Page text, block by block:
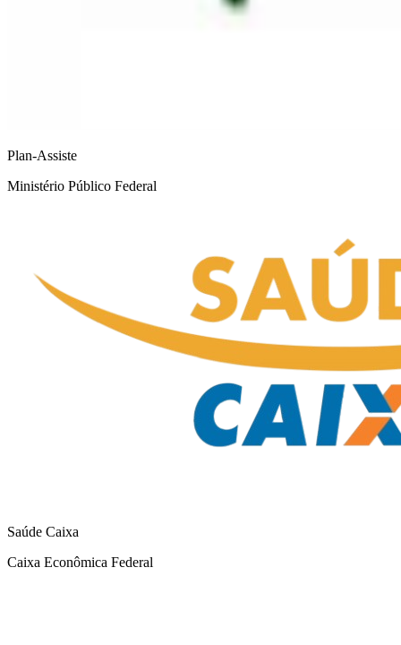
Plan-Assiste
Ministério Público Federal
Saúde Caixa
Caixa Econômica Federal